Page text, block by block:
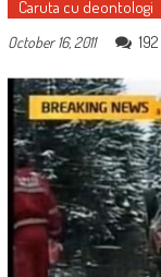
Caruta cu deontologi
October 16, 2011
192